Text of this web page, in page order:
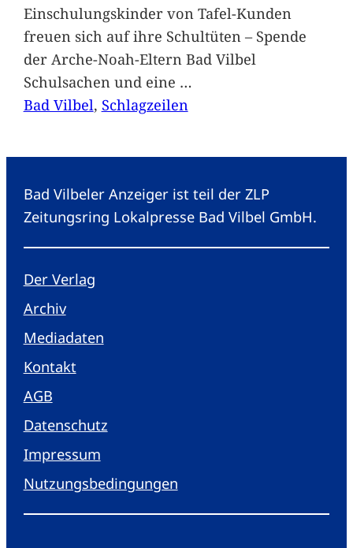
Einschulungskinder von Tafel-Kunden
freuen sich auf ihre Schultüten – Spende
der Arche-Noah-Eltern Bad Vilbel
Schulsachen und eine …
Bad Vilbel, Schlagzeilen
Bad Vilbeler Anzeiger ist teil der ZLP
Zeitungsring Lokalpresse Bad Vilbel GmbH.
Der Verlag
Archiv
Mediadaten
Kontakt
AGB
Datenschutz
Impressum
Nutzungsbedingungen